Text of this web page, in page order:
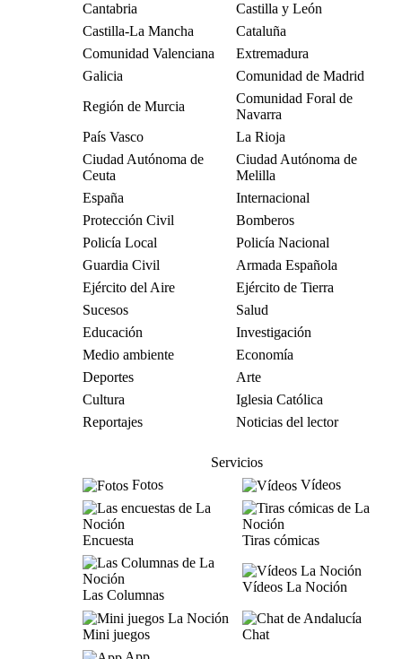
Cantabria
Castilla y León
Castilla-La Mancha
Cataluña
Comunidad Valenciana
Extremadura
Galicia
Comunidad de Madrid
Región de Murcia
Comunidad Foral de
Navarra
País Vasco
La Rioja
Ciudad Autónoma de
Ceuta
Ciudad Autónoma de
Melilla
España
Internacional
Protección Civil
Bomberos
Policía Local
Policía Nacional
Guardia Civil
Armada Española
Ejército del Aire
Ejército de Tierra
Sucesos
Salud
Educación
Investigación
Medio ambiente
Economía
Deportes
Arte
Cultura
Iglesia Católica
Reportajes
Noticias del lector
Servicios
Fotos
Vídeos
Encuesta Tiras cómicas
Las Columnas
Vídeos La Noción
Mini juegos
Chat